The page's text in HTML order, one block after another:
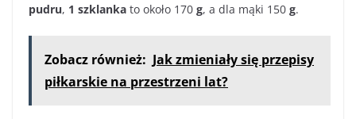
pudru, 1 szklanka to około 170 g, a dla mąki 150 g.
Zobacz również: Jak zmieniały się przepisy
piłkarskie na przestrzeni lat?